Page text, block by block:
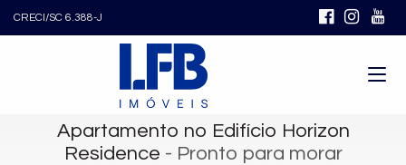
CRECI/SC 6.388-J
Apartamento no Edifício Horizon
Residence - Pronto para morar